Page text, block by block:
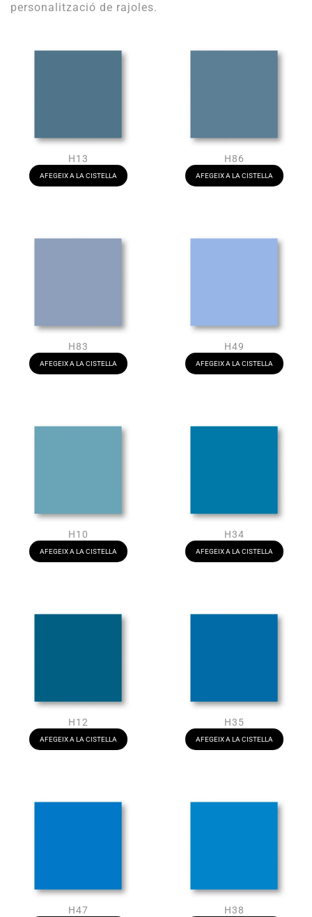
personalització de rajoles.
H13
AFEGEIX A LA CISTELLA
H86
AFEGEIX A LA CISTELLA
H83
AFEGEIX A LA CISTELLA
H49
AFEGEIX A LA CISTELLA
H10
AFEGEIX A LA CISTELLA
H34
AFEGEIX A LA CISTELLA
H12
AFEGEIX A LA CISTELLA
H35
AFEGEIX A LA CISTELLA
H47 H38